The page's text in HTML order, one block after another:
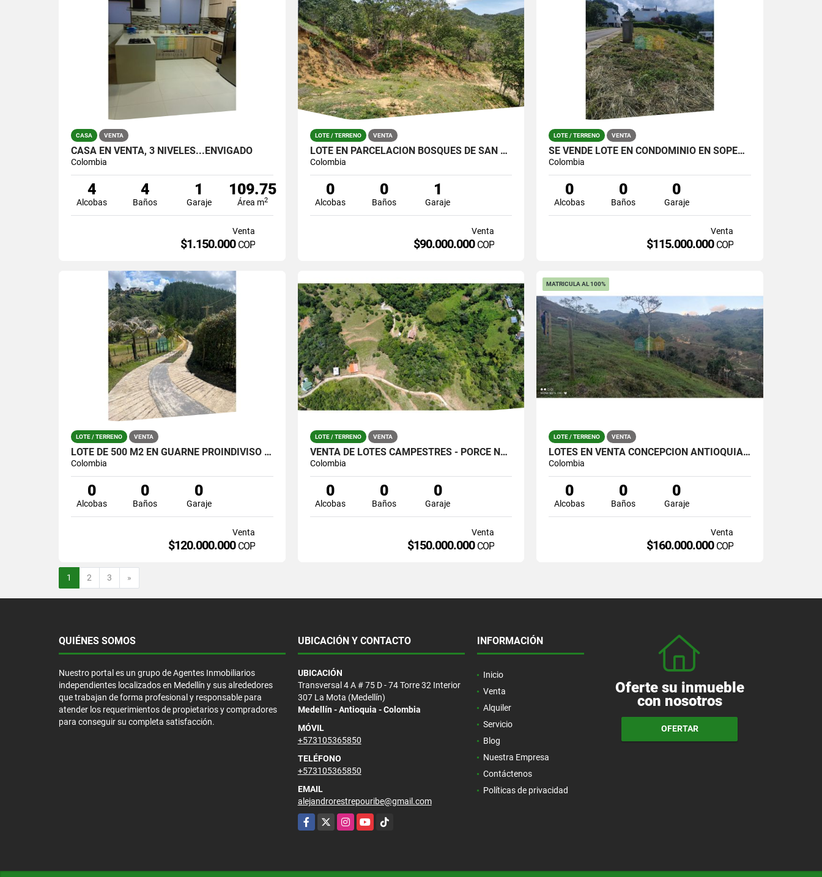
CASA VENTA
CASA EN VENTA, 3 NIVELES...ENVIGADO
Colombia
4
Alcobas
4
Baños
1
Garaje
109.75
Área m2
Venta
$1.150.000 COP
LOTE / TERRENO VENTA
LOTE EN PARCELACION BOSQUES DE SAN JERONIMO
Colombia
0
Alcobas
0
Baños
1
Garaje
Venta
$90.000.000 COP
LOTE / TERRENO VENTA
SE VENDE LOTE EN CONDOMINIO EN SOPETRAN ,EN UNIDAD COMPLETA 5 PISCINAS
Colombia
0
Alcobas
0
Baños
0
Garaje
Venta
$115.000.000 COP
LOTE / TERRENO VENTA
LOTE DE 500 M2 EN GUARNE PROINDIVISO A 6 MINUTOS DE LA AUTOPISTA
Colombia
0
Alcobas
0
Baños
0
Garaje
Venta
$120.000.000 COP
LOTE / TERRENO VENTA
VENTA DE LOTES CAMPESTRES - PORCE NORDESTE ANTIOQUEÑO
Colombia
0
Alcobas
0
Baños
0
Garaje
Venta
$150.000.000 COP
MATRICULA AL 100%
LOTE / TERRENO VENTA
LOTES EN VENTA CONCEPCIÒN ANTIOQUIA DESDE 160 MILLONES
Colombia
0
Alcobas
0
Baños
0
Garaje
Venta
$160.000.000 COP
1 2 3 »
QUIÉNES SOMOS
Nuestro portal es un grupo de Agentes Inmobiliarios
independientes localizados en Medellín y sus alrededores
que trabajan de forma profesional y responsable para
atender los requerimientos de propietarios y compradores
para conseguir su completa satisfacción.
UBICACIÓN Y CONTACTO
UBICACIÓN
Transversal 4 A # 75 D - 74 Torre 32 Interior
307 La Mota (Medellín)
Medellín - Antioquia - Colombia
MÓVIL
+573105365850
TELÉFONO
+573105365850
EMAIL
alejandrorestrepouribe@gmail.com
Facebook
X InstagramYouTubeTikTok
INFORMACIÓN
Inicio
Venta
Alquiler
Servicio
Blog
Nuestra Empresa
Contáctenos
Políticas de privacidad
Oferte su inmueble
con nosotros
OFERTAR